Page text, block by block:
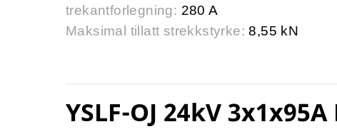
trekantforlegning: 280 A
Maksimal tillatt strekkstyrke: 8,55 kN
YSLF-OJ 24kV 3x1x95A